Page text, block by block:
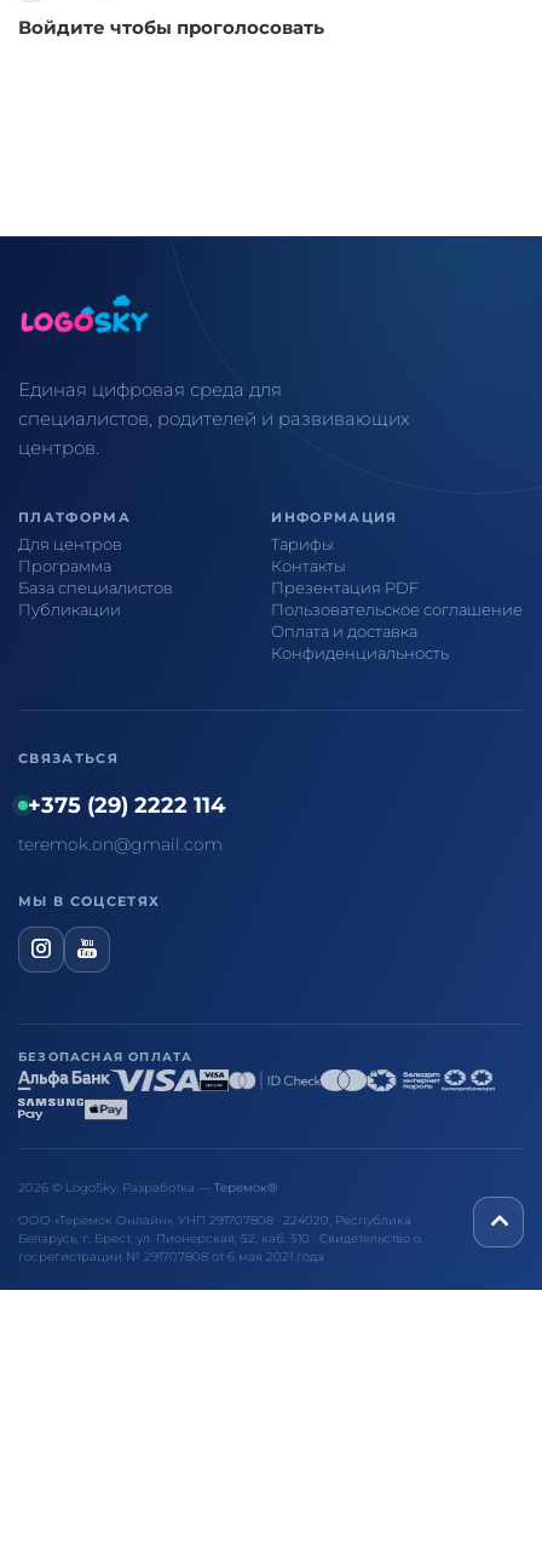
Войдите чтобы проголосовать
Единая цифровая среда для
специалистов, родителей и развивающих
центров.
ПЛАТФОРМА
Для центров
Программа
База специалистов
Публикации
ИНФОРМАЦИЯ
Тарифы
Контакты
Презентация PDF
Пользовательское соглашение
Оплата и доставка
Конфиденциальность
СВЯЗАТЬСЯ
+375 (29) 2222 114
teremok.on@gmail.com
МЫ В СОЦСЕТЯХ
БЕЗОПАСНАЯ ОПЛАТА
2026 © LogoSky. Разработка — Теремок®
ООО «Теремок Онлайн», УНП 291707808 · 224020, Республика
Беларусь, г. Брест, ул. Пионерская, 52, каб. 510 · Свидетельство о
госрегистрации № 291707808 от 6 мая 2021 года